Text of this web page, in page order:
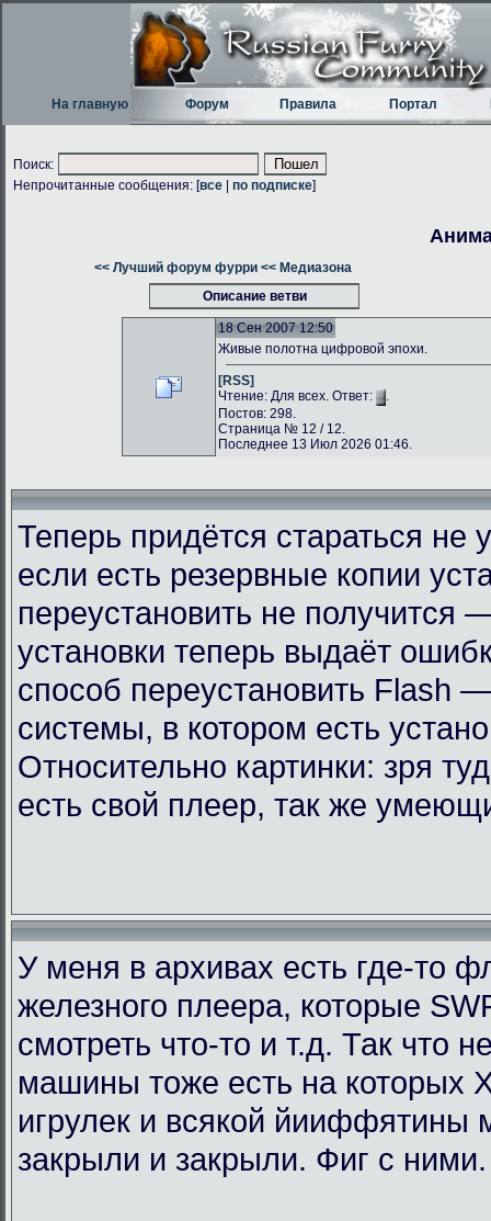
На главную Форум Правила Портал
Поиск:
Непрочитанные сообщения: [все по подписке]
<< Лучший форум фурри << Медиазона
Описание ветви
18 Сен 2007 12:50
Живые полотна цифровой эпохи.
[RSS]
Чтение: Для всех. Ответ:
.
Постов: 298.
Страница № 12 / 12.
Последнее 13 Июл 2026 01:46.
Теперь придётся стараться
если есть резервные копии
переустановить не получится
установки теперь выдаёт
способ переустановить Flash
системы, в котором есть
Относительно картинки: зря
есть свой плеер, так же
У меня в архивах есть где-то
железного плеера, которые
смотреть что-то и т.д. Так что
машины тоже есть на которых
игрулек и всякой
закрыли и закрыли. Фиг с ними.